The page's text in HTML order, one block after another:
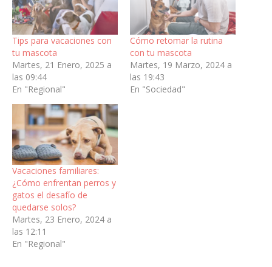
Tips para vacaciones con
tu mascota
Martes, 21 Enero, 2025 a
las 09:44
En "Regional"
Cómo retomar la rutina
con tu mascota
Martes, 19 Marzo, 2024 a
las 19:43
En "Sociedad"
Vacaciones familiares:
¿Cómo enfrentan perros y
gatos el desafío de
quedarse solos?
Martes, 23 Enero, 2024 a
las 12:11
En "Regional"